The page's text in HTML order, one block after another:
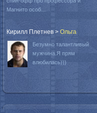
Магнито особ...
Кирилл Плетнев > Oльга
Безумно талантливый
мужчина.Я прям
влюбилась)))